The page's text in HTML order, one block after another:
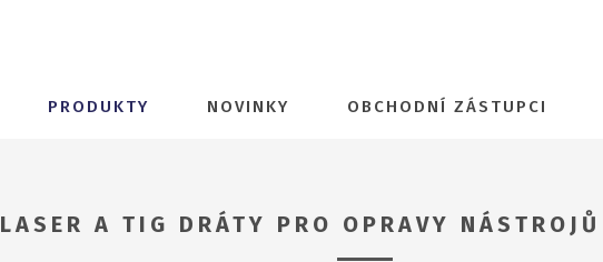
PRODUKTY NOVINKY OBCHODNÍ ZÁSTUPCI
LASER A TIG DRÁTY PRO OPRAVY